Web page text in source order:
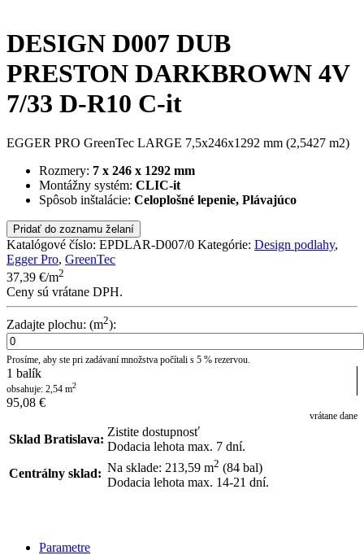
DESIGN D007 DUB
PRESTON DARKBROWN 4V
7/33 D-R10 C-it
EGGER PRO GreenTec LARGE 7,5x246x1292 mm (2,5427 m2)
Rozmery: 7 x 246 x 1292 mm
Montážny systém: CLIC-it
Spôsob inštalácie: Celoplošné lepenie, Plávajúco
Pridať do zoznamu želaní
Katalógové číslo: EPDLAR-D007/0 Kategórie: Design podlahy,
Egger Pro, GreenTec
37,39 €/m2
Ceny sú vrátane DPH.
Zadajte plochu: (m2):
Prosíme, aby ste pri zadávaní množstva počítali s 5 % rezervou.
1 balík
obsahuje: 2,54 m2
95,08 €
vrátane dane
Sklad Bratislava:
Zistite dostupnosť
Dodacia lehota max. 7 dní.
Centrálny sklad: Na sklade: 213,59 m2 (84 bal)
Dodacia lehota max. 14-21 dní.
Parametre